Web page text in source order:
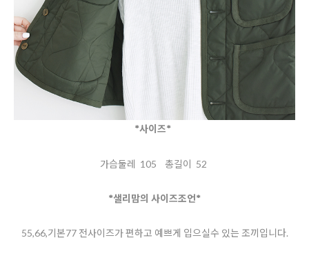
*사이즈*
가슴둘레 105 총길이 52
*샐리맘의 사이즈조언*
55,66,기본77 전사이즈가 편하고 예쁘게 입으실수 있는 조끼입니다.